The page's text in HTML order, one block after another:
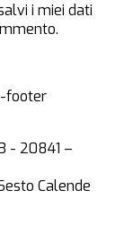
i miei dati
- 20841 –
Calende